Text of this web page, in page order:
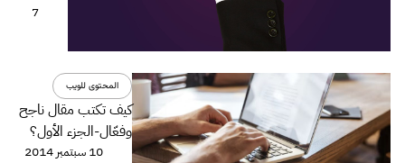
7
المحتوى للويب
كيف تكتب مقال ناجح
وفعّال-الجزء اﻷول؟
10 سبتمبر 2014